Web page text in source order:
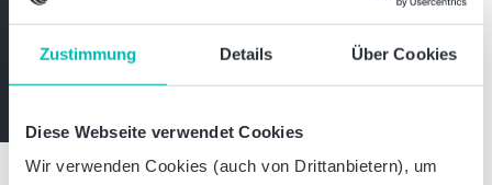
Zustimmung Details Über Cookies
Diese Webseite verwendet Cookies
Wir verwenden Cookies (auch von Drittanbietern), um
Jetzt abonnieren